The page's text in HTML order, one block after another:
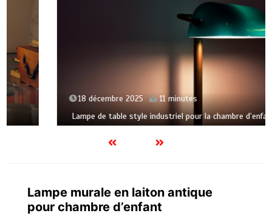
18 décembre 2025 11 minutes
Lampe de table style industriel pour la chambre d’enfant
Lampe murale en laiton antique
pour chambre d’enfant